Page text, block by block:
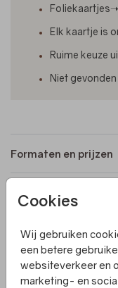
Cookies
Wij gebruiken
een betere
websiteverkeer en
marketing- en
Elk kaartje is
Ruime keuze
Niet
Formaten en prijzen
Productinformatie
Omschrijving
Een rechthoekig
achtergrond. De